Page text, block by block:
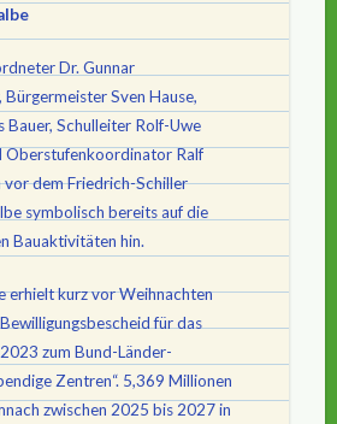
Dr. Gunnar
Bürgermeister Sven Hause,
Bauer, Schulleiter Rolf-Uwe
Oberstufenkoordinator Ralf
vor dem Friedrich-Schiller
symbolisch bereits auf die
Bauaktivitäten hin.
erhielt kurz vor Weihnachten
für das
zum Bund-Länder-
Zentren“. 5,369 Millionen
zwischen 2025 bis 2027 in